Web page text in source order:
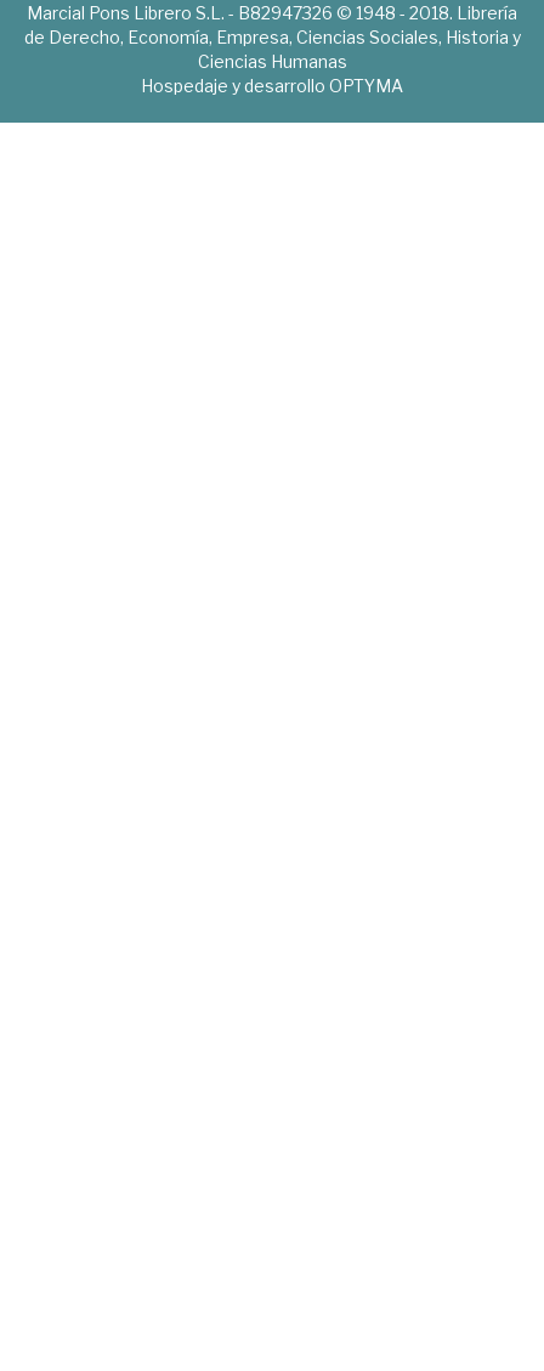
Marcial Pons Librero S.L. - B82947326 © 1948 - 2018. Librería
de Derecho, Economía, Empresa, Ciencias Sociales, Historia y
Ciencias Humanas
Hospedaje y desarrollo OPTYMA